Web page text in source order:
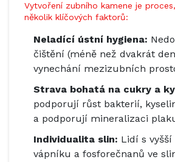
Vytvoření zubního kamene je
několik klíčových faktorů:
Neladící ústní hygiena:
čištění (méně než dvakrát
vynechání mezizubních
Strava bohatá na cukry a
podporují růst bakterií,
a podporují mineralizaci
Individualita slin: Lidí s
vápníku a fosforečnanů ve